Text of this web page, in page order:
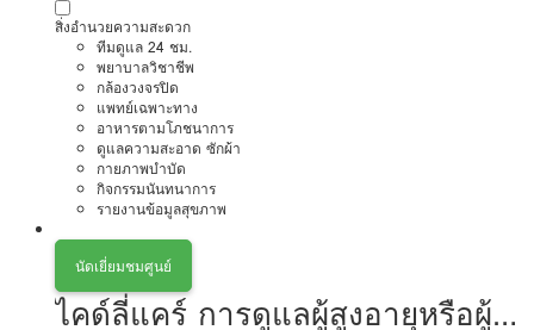
สิ่งอำนวยความสะดวก
ทีมดูแล 24 ชม.
พยาบาลวิชาชีพ
กล้องวงจรปิด
แพทย์เฉพาะทาง
อาหารตามโภชนาการ
ดูแลความสะอาด ซักผ้า
กายภาพบำบัด
กิจกรรมนันทนาการ
รายงานข้อมูลสุขภาพ
นัดเยี่ยมชมศูนย์
ไคด์ลี่แคร์ การดูแลผู้สูงอายุหรือผู้มี